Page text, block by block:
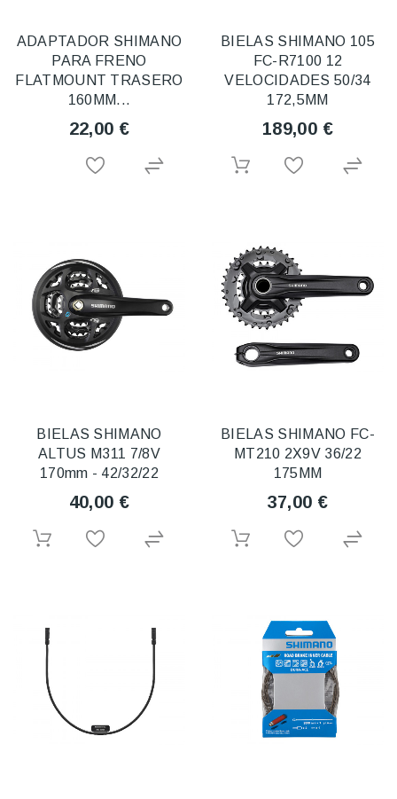
ADAPTADOR SHIMANO
PARA FRENO
FLATMOUNT TRASERO
160MM...
22,00 €
BIELAS SHIMANO 105
FC-R7100 12
VELOCIDADES 50/34
172,5MM
189,00 €
BIELAS SHIMANO
ALTUS M311 7/8V
170mm - 42/32/22
40,00 €
BIELAS SHIMANO FC-
MT210 2X9V 36/22
175MM
37,00 €